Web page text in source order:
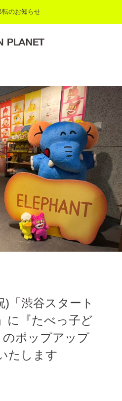
転のお知らせ
)「渋谷スタート
に『たべっ子ど
のポップアップ
たします